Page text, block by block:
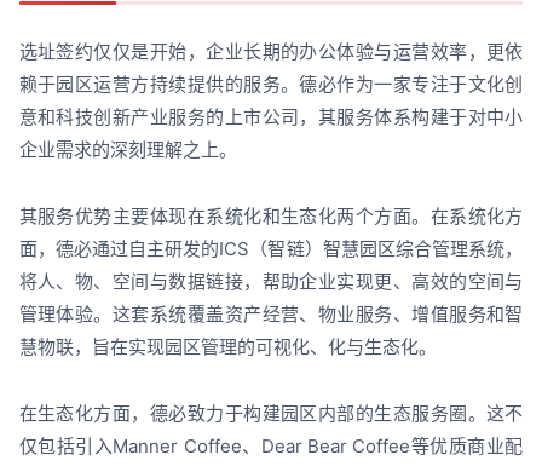
选址签约仅仅是开始，企业长期的办公体验与运营效率，更依
赖于园区运营方持续提供的服务。德必作为一家专注于文化创
意和科技创新产业服务的上市公司，其服务体系构建于对中小
企业需求的深刻理解之上。
其服务优势主要体现在系统化和生态化两个方面。在系统化方
面，德必通过自主研发的ICS（智链）智慧园区综合管理系统，
将人、物、空间与数据链接，帮助企业实现更、高效的空间与
管理体验。这套系统覆盖资产经营、物业服务、增值服务和智
慧物联，旨在实现园区管理的可视化、化与生态化。
在生态化方面，德必致力于构建园区内部的生态服务圈。这不
仅包括引入Manner Coffee、Dear Bear Coffee等优质商业配